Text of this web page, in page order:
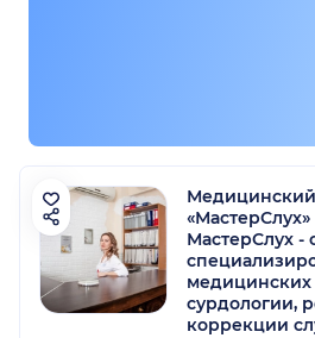
МастерСлух -
медицинских
сурдологии,
коррекции